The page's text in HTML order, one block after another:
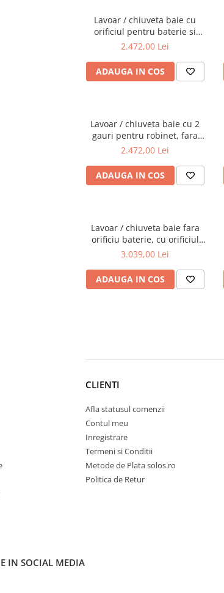
Lavoar / chiuveta baie cu
orificiul pentru baterie si
preaplin, 40cm | 7317B403-
2.472,00 Lei
ADAUGA IN COS
Lavoar / chiuveta baie cu 2
gauri pentru robinet, fara
orificiul preaplin, 40cm |
2.472,00 Lei
ADAUGA IN COS
Lavoar / chiuveta baie fara
orificiu baterie, cu orificiul
preaplin 60cm | 7316B403-
3.039,00 Lei
ADAUGA IN COS
CLIENTI
Afla statusul comenzii
Contul meu
Inregistrare
Termeni si Conditii
Metode de Plata solos.ro
Politica de Retur
IN SOCIAL MEDIA